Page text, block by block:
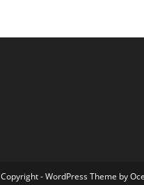
Copyright - WordPress Theme by